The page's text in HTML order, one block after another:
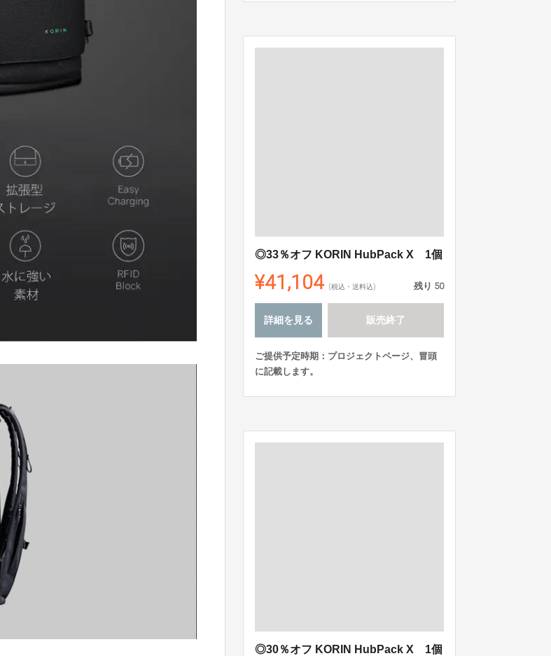
◎33％オフ KORIN HubPack X 1個
¥41,104 (税込・送料込) 残り 50
詳細を見る 販売終了
ご提供予定時期：プロジェクトページ、冒頭
に記載します。
◎30％オフ KORIN HubPack X 1個